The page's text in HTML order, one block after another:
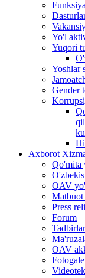
Yo'l
Yuqori
Yoshlar
Gender
Аxborot
Qo'mita
OAV
Press
Forum
Tadbirlar
OAV